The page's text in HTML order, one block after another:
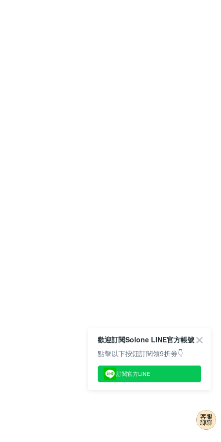
歡迎訂閱Solone LINE官方帳號
點擊以下按鈕訂閱領9折券👇
訂閱官方LINE